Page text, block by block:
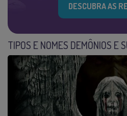
DESCUBRA AS
TIPOS E NOMES DEMÔNIOS E